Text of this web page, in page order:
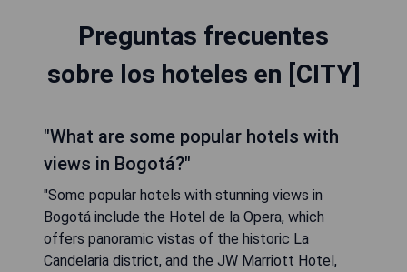
Preguntas frecuentes
sobre los hoteles en [CITY]
"What are some popular hotels with
views in Bogotá?"
"Some popular hotels with stunning views in
Bogotá include the Hotel de la Opera, which
offers panoramic vistas of the historic La
Candelaria district, and the JW Marriott Hotel,